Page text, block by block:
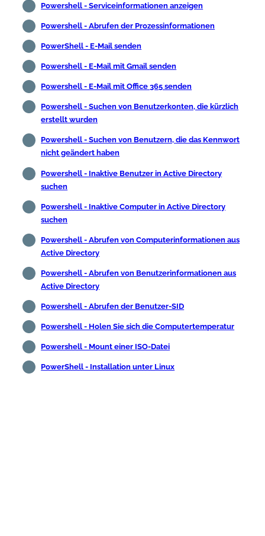
Powershell - Serviceinformationen anzeigen
Powershell - Abrufen der Prozessinformationen
PowerShell - E-Mail senden
Powershell - E-Mail mit Gmail senden
Powershell - E-Mail mit Office 365 senden
Powershell - Suchen von Benutzerkonten, die kürzlich
erstellt wurden
Powershell - Suchen von Benutzern, die das Kennwort
nicht geändert haben
Powershell - Inaktive Benutzer in Active Directory
suchen
Powershell - Inaktive Computer in Active Directory
suchen
Powershell - Abrufen von Computerinformationen aus
Active Directory
Powershell - Abrufen von Benutzerinformationen aus
Active Directory
Powershell - Abrufen der Benutzer-SID
Powershell - Holen Sie sich die Computertemperatur
Powershell - Mount einer ISO-Datei
PowerShell - Installation unter Linux